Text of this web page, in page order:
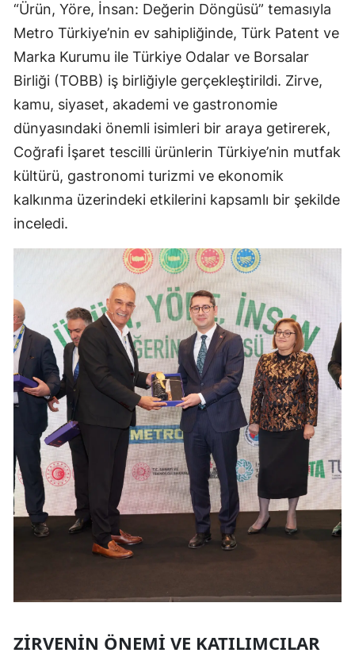
“Ürün, Yöre, İnsan: Değerin Döngüsü” temasıyla
Metro Türkiye’nin ev sahipliğinde, Türk Patent ve
Marka Kurumu ile Türkiye Odalar ve Borsalar
Birliği (TOBB) iş birliğiyle gerçekleştirildi. Zirve,
kamu, siyaset, akademi ve gastronomie
dünyasındaki önemli isimleri bir araya getirerek,
Coğrafi İşaret tescilli ürünlerin Türkiye’nin mutfak
kültürü, gastronomi turizmi ve ekonomik
kalkınma üzerindeki etkilerini kapsamlı bir şekilde
inceledi.
ZIRVENIN ÖNEMI VE KATILIMCILAR